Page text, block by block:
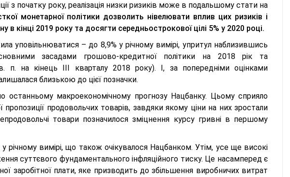
з початку року, реалізація низки ризиків може в подальшому стати на
монетарної політики дозволить нівелювати вплив цих ризиків і
в кінці 2019 року та досягти середньострокової цілі 5% у 2020 році.
уповільнюватися – до 8,9% у річному вимірі, упритул наблизившись
засадами грошово-кредитної політики на 2018 рік та
на кінець ІІІ кварталу 2018 року). І, за попередніми оцінками
близькою до цієї позначки.
останньому макроекономічному прогнозу Нацбанку. Цьому сприяло
продовольчих товарів, завдяки якому ціни на них зростали
товари позначилося зміцнення курсу гривні в першому
у річному вимірі, що також очікувалося Нацбанком. Утім, усе ще високі
суттєвого фундаментального інфляційного тиску. Це насамперед є
заробітної плати, яке призводить до збільшення виробничих витрат